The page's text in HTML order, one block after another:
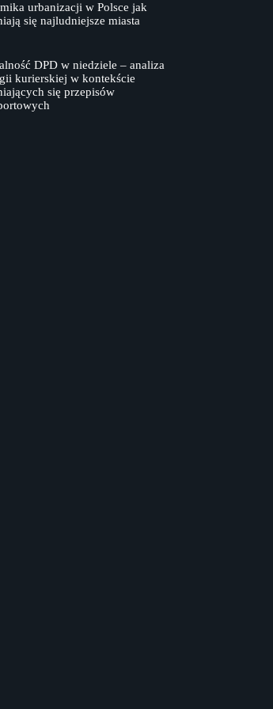
urbanizacji w Polsce jak
się najludniejsze miasta
DPD w niedziele – analiza
kurierskiej w kontekście
się przepisów